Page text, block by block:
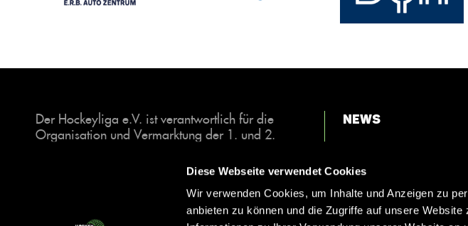
Diese Webseite verwendet Cookies
Wir verwenden Cookies, um Inhalte und Anzeigen zu
anbieten zu können und die Zugriffe auf unsere
Der Hockeyliga e.V. ist verantwortlich für die
Organisation und Vermarktung der 1. und 2.
Halle. Insgesamt sind über 60 Vereine unter dem
Dach der Hockeyliga organisiert, sowohl im
Herren als auch im Damen Bereich.
News
Kontakt